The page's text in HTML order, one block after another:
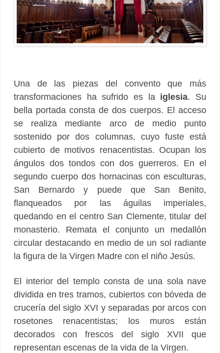
Una de las piezas del convento que más
transformaciones ha sufrido es la iglesia. Su
bella portada consta de dos cuerpos. El acceso
se realiza mediante arco de medio punto
sostenido por dos columnas, cuyo fuste está
cubierto de motivos renacentistas. Ocupan los
ángulos dos tondos con dos guerreros. En el
segundo cuerpo dos hornacinas con esculturas,
San Bernardo y puede que San Benito,
flanqueados por las águilas imperiales,
quedando en el centro San Clemente, titular del
monasterio. Remata el conjunto un medallón
circular destacando en medio de un sol radiante
la figura de la Virgen Madre con el niño Jesús.
El interior del templo consta de una sola nave
dividida en tres tramos, cubiertos con bóveda de
crucería del siglo XVI y separadas por arcos con
rosetones renacentistas; los muros están
decorados con frescos del siglo XVII que
representan escenas de la vida de la Virgen.